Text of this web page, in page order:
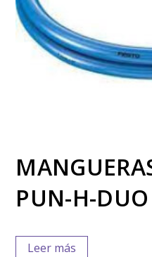
PUN-H-DUO
Leer más